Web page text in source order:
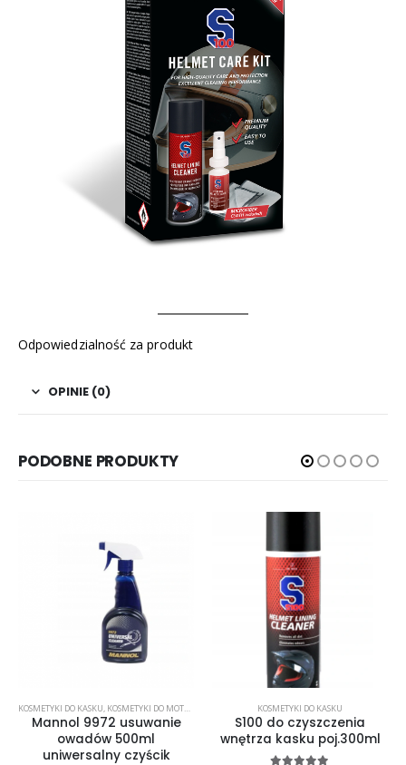
Odpowiedzialność za produkt
OPINIE (0)
PODOBNE PRODUKTY
KOSMETYKI DO KASKU, KOSMETYKI DO MOTOCYKLA KOSMETYKI DO SKÓRY
Mannol 9972 usuwanie
owadów 500ml
uniwersalny czyścik
KOSMETYKI DO KASKU
S100 do czyszczenia
wnętrza kasku poj.300ml